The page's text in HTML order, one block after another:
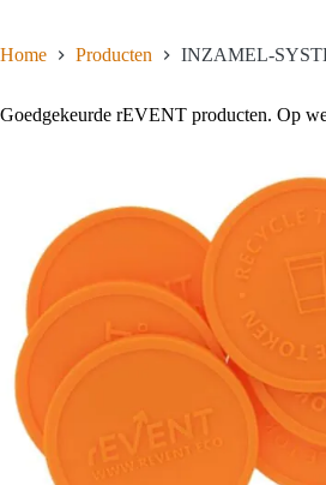
Home Producten INZAMEL-
Goedgekeurde rEVENT producten. Op